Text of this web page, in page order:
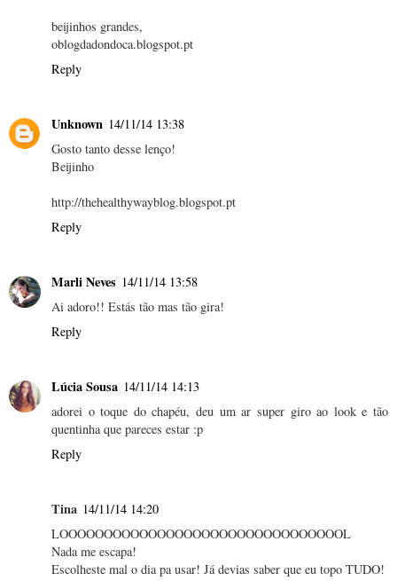
beijinhos grandes,
oblogdadondoca.blogspot.pt
Reply
Unknown 14/11/14 13:38
Gosto tanto desse lenço!
Beijinho
http://thehealthywayblog.blogspot.pt
Reply
Marli Neves 14/11/14 13:58
Ai adoro!! Estás tão mas tão gira!
Reply
Lúcia Sousa 14/11/14 14:13
adorei o toque do chapéu, deu um ar super giro ao look e tão
quentinha que pareces estar :p
Reply
Tina 14/11/14 14:20
LOOOOOOOOOOOOOOOOOOOOOOOOOOOOOOOOL
Nada me escapa!
Escolheste mal o dia pa usar! Já devias saber que eu topo TUDO!